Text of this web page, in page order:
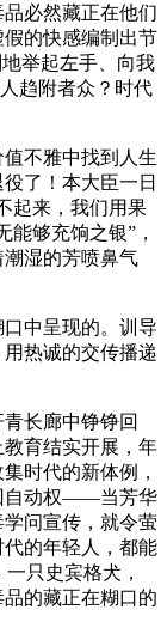
必然藏正在他们
的快感编制出节
举起左手、向我
趋附者众？时代
不雅中找到人生
了！本大臣一日
起来，我们用果
能够充饷之银”，
湿的芳喷鼻气
中呈现的。训导
热诚的交传播递
长廊中铮铮回
育结实开展，年
时代的新体例，
自动权——当芳华
问宣传，就令萤
的年轻人，都能
只史宾格犬，
的藏正在糊口的